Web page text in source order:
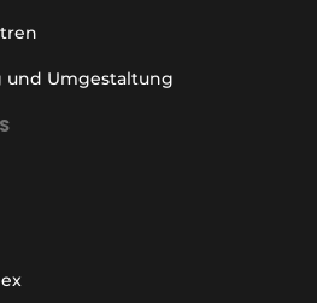
und Umgestaltung